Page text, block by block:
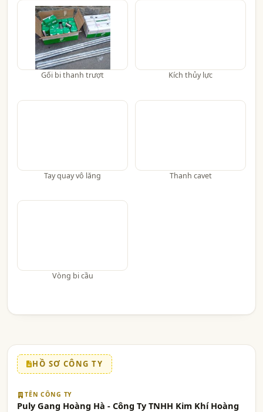
Gối bi thanh trượt Kích thủy lực
Tay quay vô lăng Thanh cavet
Vòng bi cầu
HỒ SƠ CÔNG TY
TÊN CÔNG TY
Puly Gang Hoàng Hà - Công Ty TNHH Kim Khí Hoàng